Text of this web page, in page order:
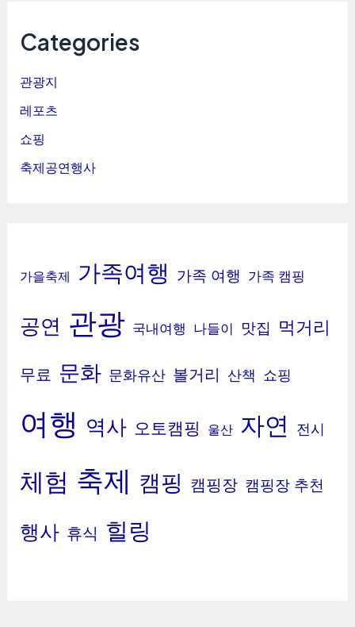
Categories
관광지
레포츠
쇼핑
축제공연행사
가을축제 가족여행 가족 여행 가족 캠핑
공연 관광 국내여행 나들이 맛집 먹거리
무료 문화 문화유산 볼거리 산책 쇼핑
여행 역사 오토캠핑 울산 자연 전시
체험 축제 캠핑 캠핑장 캠핑장 추천
행사 휴식 힐링